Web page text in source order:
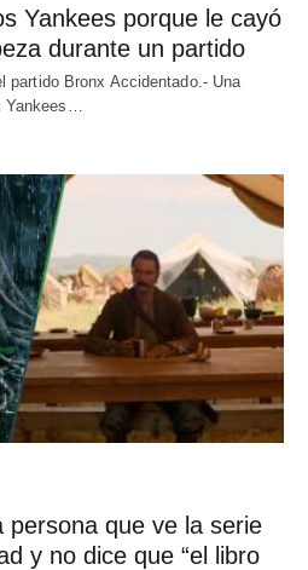
Yankees porque le cayó
durante un partido
partido Bronx Accidentado.- Una
persona que ve la serie
y no dice que “el libro